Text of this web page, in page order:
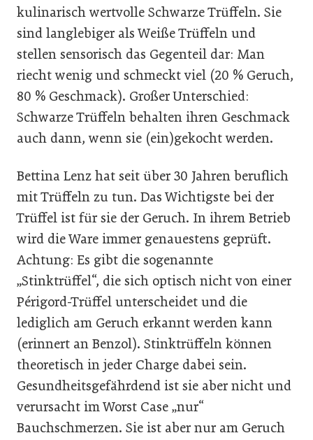
kulinarisch wertvolle Schwarze Trüffeln. Sie
sind langlebiger als Weiße Trüffeln und
stellen sensorisch das Gegenteil dar: Man
riecht wenig und schmeckt viel (20 % Geruch,
80 % Geschmack). Großer Unterschied:
Schwarze Trüffeln behalten ihren Geschmack
auch dann, wenn sie (ein)gekocht werden.
Bettina Lenz hat seit über 30 Jahren beruflich
mit Trüffeln zu tun. Das Wichtigste bei der
Trüffel ist für sie der Geruch. In ihrem Betrieb
wird die Ware immer genauestens geprüft.
Achtung: Es gibt die sogenannte
„Stinktrüffel“, die sich optisch nicht von einer
Périgord-Trüffel unterscheidet und die
lediglich am Geruch erkannt werden kann
(erinnert an Benzol). Stinktrüffeln können
theoretisch in jeder Charge dabei sein.
Gesundheitsgefährdend ist sie aber nicht und
verursacht im Worst Case „nur“
Bauchschmerzen. Sie ist aber nur am Geruch